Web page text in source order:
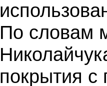
По словам
покрытия с